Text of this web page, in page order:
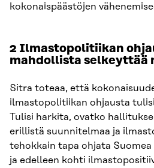
kokonaispäästöjen
2 Ilmastopolitiikan
mahdollista selkeyttää
Sitra toteaa, että
ilmastopolitiikan ohjausta
Tulisi harkita, ovatko
erillistä suunnitelmaa ja
tehokkain tapa ohjata
ja edelleen kohti